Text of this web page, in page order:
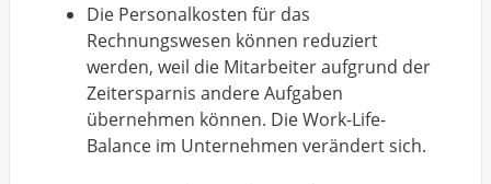
Die Personalkosten für das
Rechnungswesen können reduziert
werden, weil die Mitarbeiter aufgrund der
Zeitersparnis andere Aufgaben
übernehmen können. Die Work-Life-
Balance im Unternehmen verändert sich.